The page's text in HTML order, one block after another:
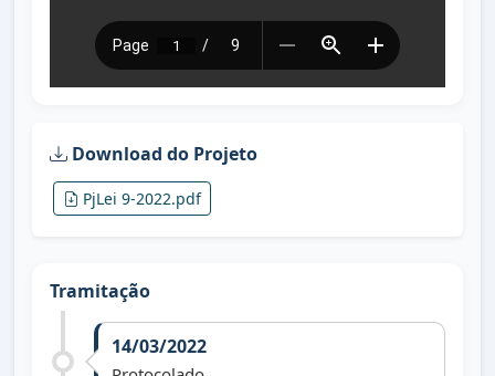
Download do Projeto
PjLei 9-2022.pdf
Tramitação
14/03/2022